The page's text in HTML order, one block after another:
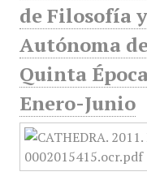
de Filosofía
Autónoma
Quinta
Enero-Junio